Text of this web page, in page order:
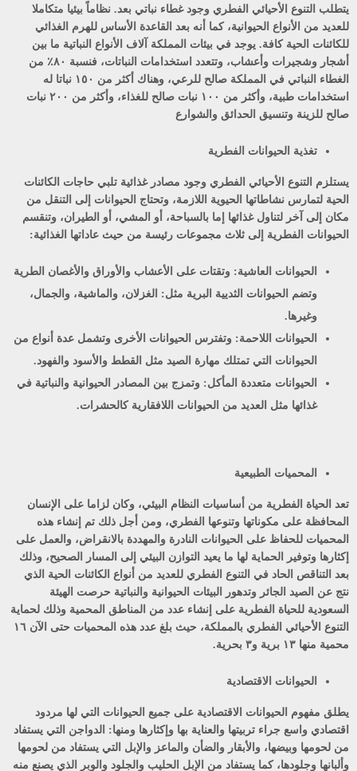
يتطلب التنوع الأحيائي الفطري وجود غطاء نباتي بعد. نظاماً بيئيا متكاملا
للعديد من الأنواع الحيوانية، كما أنه بعد القاعدة الأساس للهرم الغذائي
للكائنات الحية كافة. يوجد في بيئات المملكة آلاف الأنواع النباتية ما بين
أشجار وشجيرات وأعشاب، وتتعدد استخدامات النباتات، فنسبة ٨٠٪ من
الغطاء النباتي في المملكة صالح للرعي، وهناك أكثر من ١٥٠ نباتا له
استخدامات طبية، وأكثر من ۱۰۰ نبات صالح للغذاء، وأكثر من ٢٠٠ نبات
صالح للزينة وتنسيق الحدائق والشوارع
تغذية الحيوانات الفطرية
يستلزم التنوع الأحيائي الفطري وجود مصادر غذائية تلبي حاجات الكائنات
الحية لتمارس نشاطاتها الحيوية اللازمة، وتحتاج الحيوانات إلى التنقل من
مكان إلى آخر لتناول غذائها إما بالسباحة، أو المشي، أو الطيران، وتنقسم
الحيوانات الفطرية إلى ثلاث مجموعات رئيسة من حيث عاداتها الغذائية:
الحيوانات العاشية: وتقتات على الأعشاب والأوراق والأغصان الطرية
وتضم الحيوانات الثديية البرية مثل: الغزلان، والماشية، والجمال،
وغيرها.
الحيوانات اللاحمة: وتفترس الحيوانات الأخرى وتشمل عدة أنواع من
الحيوانات التي تمتلك مهارة الصيد مثل القطط والأسود والفهود.
الحيوانات متعددة المأكل: وتمزج بين المصادر الحيوانية والنباتية في
غذائها مثل العديد من الحيوانات اللافقارية كالحشرات.
المحميات الطبيعية
تعد الحياة الفطرية من أساسيات النظام البيئي، وكان لزاما على الإنسان
المحافظة على مكوناتها وتنوعها الفطري، ومن أجل ذلك تم إنشاء هذه
المحميات للحفاظ على الحيوانات النادرة والمهددة بالانقراض، والعمل على
إكثارها وتوفير الحماية لها ما يعيد التوازن البيئي إلى المسار الصحيح، وذلك
بعد التناقص الحاد في التنوع الفطري للعديد من أنواع الكائنات الحية الذي
نتج عن الصيد الجائر وتدهور البيئات الحيوانية والنباتية حرصت الهيئة
السعودية للحياة الفطرية على إنشاء عدد من المناطق المحمية وذلك لحماية
التنوع الأحيائي الفطري بالمملكة، حيث بلغ عدد هذه المحميات حتى الآن ١٦
محمية منها ١٣ برية و٣ بحرية.
الحيوانات الاقتصادية
يطلق مفهوم الحيوانات الاقتصادية على جميع الحيوانات التي لها مردود
اقتصادي واسع جراء تربيتها والعناية بها وإكثارها ومنها: الدواجن التي يستفاد
من لحومها وبيضها، والأبقار والضأن والماعز والإبل التي يستفاد من لحومها
وألبانها وجلودها، كما يستفاد من الإبل الحليب والجلود والوبر الذي يصنع منه